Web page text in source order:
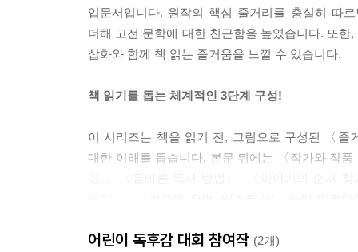
입문서입니다. 원작의 핵심 줄거리를 충실히 따
더해 고전 문학에 대한 친근함을 높였습니다. 또
삽화와 함께 책 읽는 즐거움을 느낄 수 있습니다.
책 읽기를 돕는 체계적인 3단계 구성!
이 시리즈는 책을 읽기 전, 그림으로 구성된 〈
대한 이해를 돕습니다. 본문 뒤에는 〈작가와 작
일기〉, 〈최고의 장면, 베스트 3〉 등이 마련되
어린이 독후감 대회 참여작 (2개)